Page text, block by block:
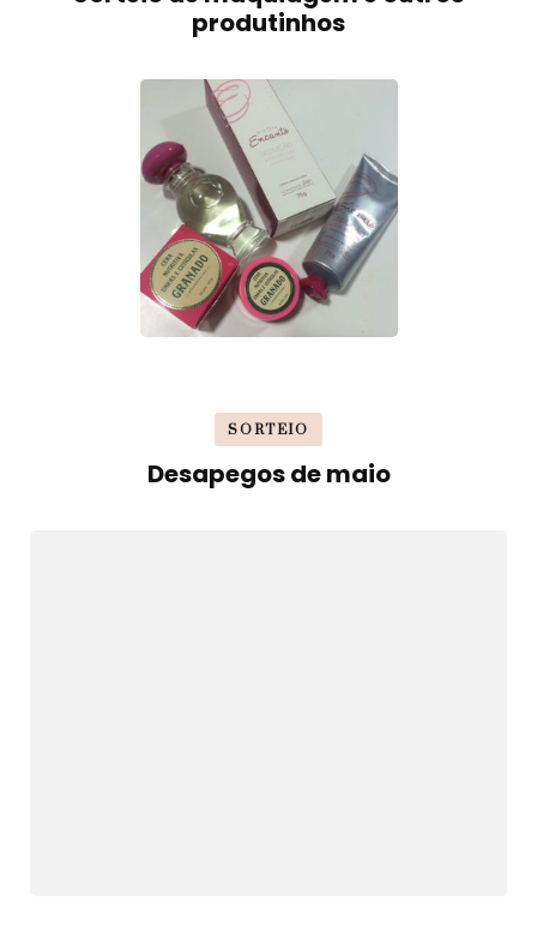
produtinhos
SORTEIO
Desapegos de maio